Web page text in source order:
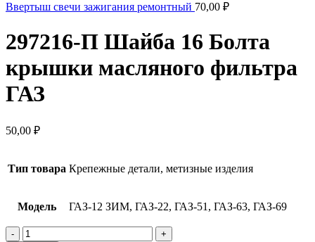
Ввертыш свечи зажигания ремонтный 70,00 ₽
297216-П Шайба 16 Болта
крышки масляного фильтра
ГАЗ
50,00 ₽
Тип товара Крепежные детали, метизные изделия
Модель ГАЗ-12 ЗИМ, ГАЗ-22, ГАЗ-51, ГАЗ-63, ГАЗ-69